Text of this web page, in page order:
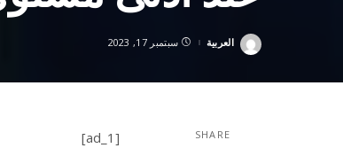
Posted
العربية سبتمبر 17, 2023
SHARE
[ad_1]